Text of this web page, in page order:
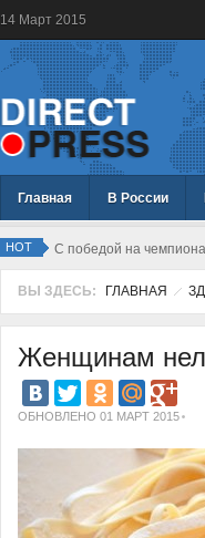
14 Март 2015
Главная В России
HOT С победой на
ВЫ ЗДЕСЬ: ГЛАВНАЯ
Женщинам
ОБНОВЛЕНО 01 МАРТ 2015